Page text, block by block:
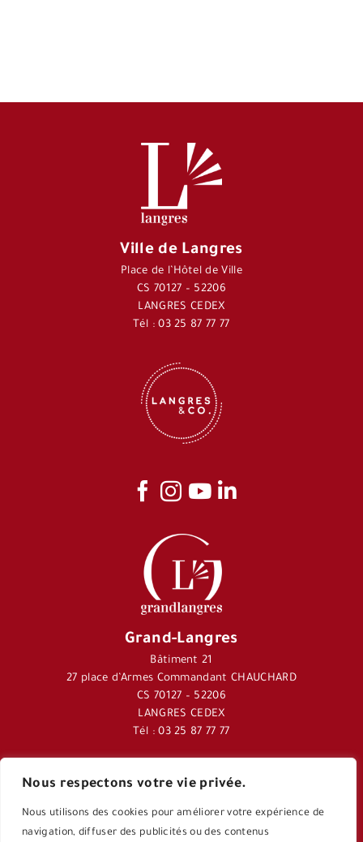
Nous respectons votre vie privée.
Nous utilisons des cookies pour améliorer votre expérience de
navigation, diffuser des publicités ou des contenus
Ville de Langres
Place de l’Hôtel de Ville
CS 70127 – 52206
LANGRES CEDEX
Tél : 03 25 87 77 77
Grand-Langres
Bâtiment 21
27 place d’Armes Commandant CHAUCHARD
CS 70127 – 52206
LANGRES CEDEX
Tél : 03 25 87 77 77
Journal Langres&Co
Application Langres&Co